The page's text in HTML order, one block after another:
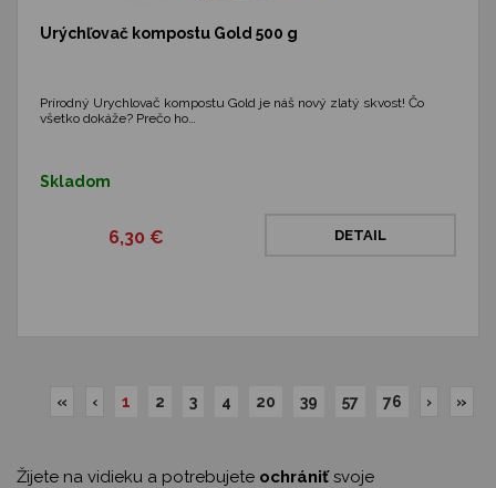
Urýchľovač kompostu Gold 500 g
Prírodný Urychlovač kompostu Gold je náš nový zlatý skvost! Čo
všetko dokáže? Prečo ho…
Skladom
6,30 € DETAIL
« ‹ 1 2 3 4 20 39 57 76 › »
Žijete na vidieku a potrebujete ochrániťsvoje